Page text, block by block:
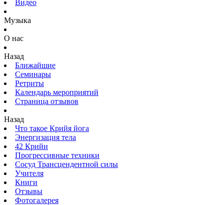
Видео
Музыка
О нас
Назад
Ближайшие
Семинары
Ретриты
Календарь мероприятий
Страница отзывов
Назад
Что такое Крийя йога
Энергизация тела
42 Крийи
Прогрессивные техники
Сосуд Трансцендентной силы
Учителя
Книги
Отзывы
Фотогалерея